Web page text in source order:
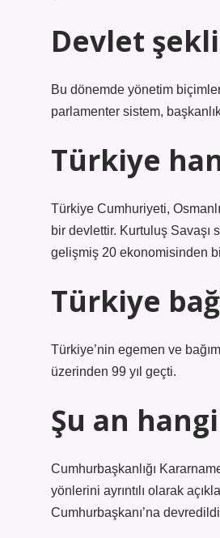
Devlet
Bu dönemde yönetim
parlamenter sistem,
Türkiye
Türkiye Cumhuriyeti,
bir devlettir. Kurtuluş Savaşı
gelişmiş 20 ekonomisinden
Türkiye
Türkiye’nin egemen ve
üzerinden 99 yıl geçti.
Şu an
Cumhurbaşkanlığı
yönlerini ayrıntılı olarak
Cumhurbaşkanı’na